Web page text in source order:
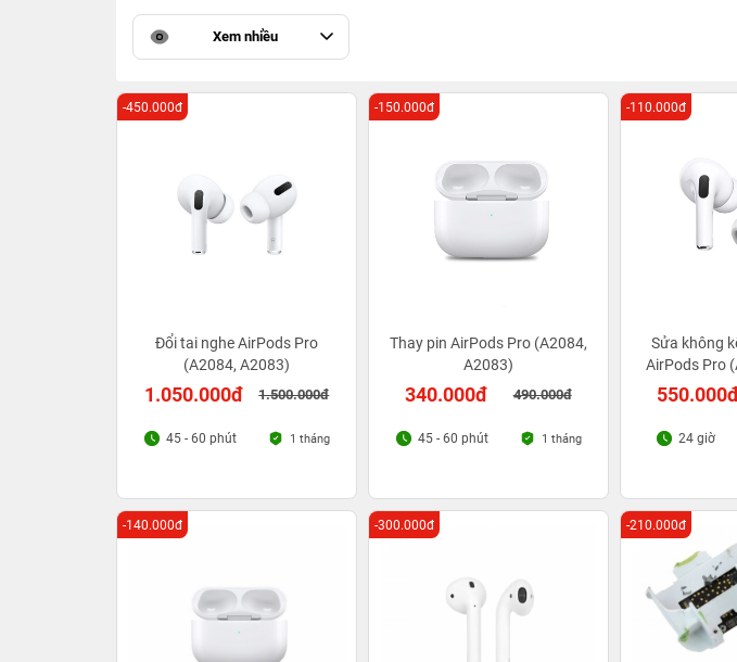
Xem nhiều
Đổi tai nghe AirPods Pro
(A2084, A2083)
1.050.000đ 1.500.000đ
-450.000đ
45 - 60 phút 1 tháng
Thay pin AirPods Pro (A2084,
A2083)
340.000đ 490.000đ
-150.000đ
45 - 60 phút 1 tháng
Sửa không
AirPods Pro
-110.000đ
24 giờ
-140.000đ -300.000đ -210.000đ